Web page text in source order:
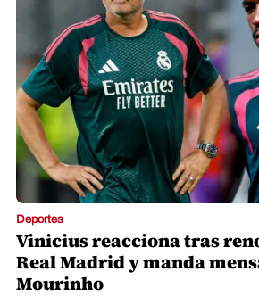
Deportes
Vinicius reacciona tras
Real Madrid y manda
Mourinho